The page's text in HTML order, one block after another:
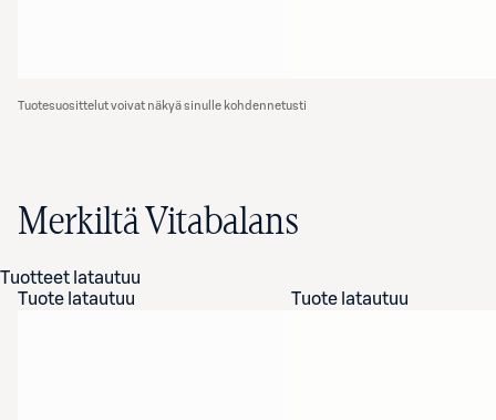
Tuotesuosittelut voivat näkyä sinulle kohdennetusti
Merkiltä Vitabalans
Tuotteet latautuu
Tuote latautuu
Tuote latautuu